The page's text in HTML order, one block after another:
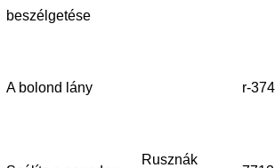
beszélgetése
A bolond lány r-
Rusznák